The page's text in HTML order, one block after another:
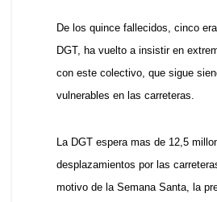
De los quince fallecidos, cinco
DGT, ha vuelto a insistir en
con este colectivo, que sigue
vulnerables en las carreteras.
La DGT espera mas de 12,5
desplazamientos por las
motivo de la Semana Santa, la